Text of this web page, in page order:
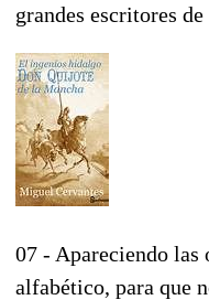
grandes escritores
07 - Apareciendo las
alfabético, para que